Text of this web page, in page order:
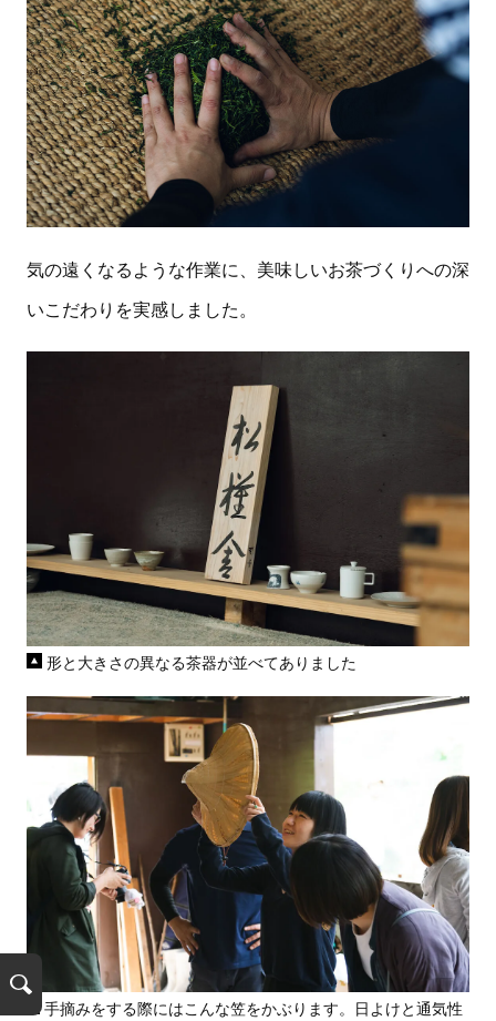
気の遠くなるような作業に、美味しいお茶づくりへの深
いこだわりを実感しました。
形と大きさの異なる茶器が並べてありました
手摘みをする際にはこんな笠をかぶります。日よけと通気性
検